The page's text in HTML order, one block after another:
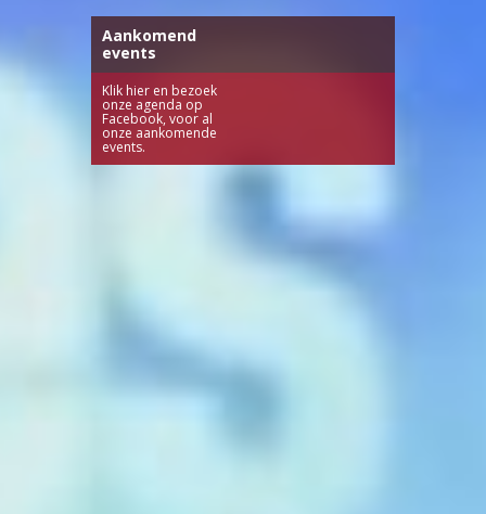
Aankomend
events
Klik hier en bezoek
onze agenda op
Facebook, voor al
onze aankomende
events.